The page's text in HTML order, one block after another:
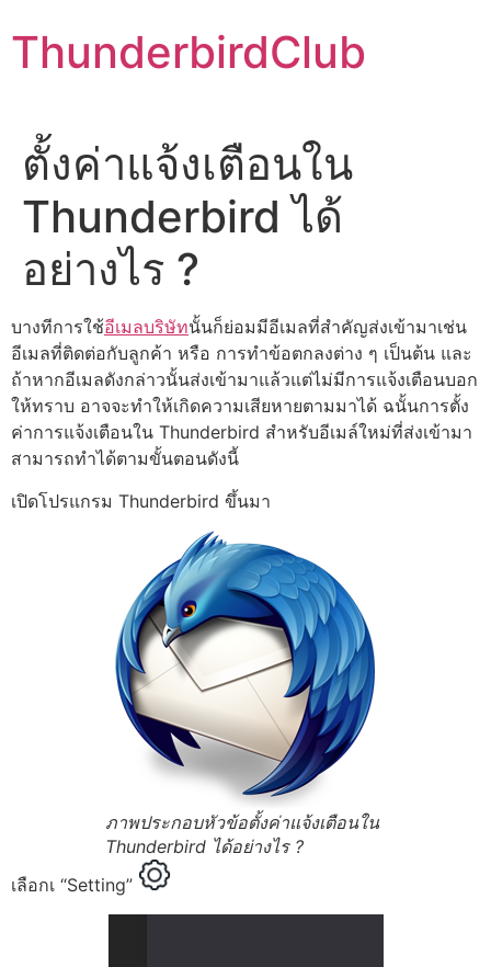
to
content
ThunderbirdClub
ตั้งค่าแจ้งเตือนใน
Thunderbird ได้
อย่างไร ?
บางทีการใช้อีเมลบริษัทนั้นก็ย่อมมีอีเมลที่สำคัญส่งเข้ามาเช่น
อีเมลที่ติดต่อกับลูกค้า หรือ การทำข้อตกลงต่าง ๆ เป็นต้น และ
ถ้าหากอีเมลดังกล่าวนั้นส่งเข้ามาแล้วแต่ไม่มีการแจ้งเตือนบอก
ให้ทราบ อาจจะทำให้เกิดความเสียหายตามมาได้ ฉนั้นการตั้ง
ค่าการแจ้งเตือนใน Thunderbird สำหรับอีเมล์ใหม่ที่ส่งเข้ามา
สามารถทำได้ตามขั้นตอนดังนี้
เปิดโปรแกรม Thunderbird ขึ้นมา
ภาพประกอบหัวข้อตั้งค่าแจ้งเตือนใน
Thunderbird ได้อย่างไร ?
เลือกเ “Setting”